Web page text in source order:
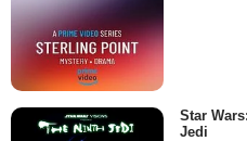
Star
Jedi